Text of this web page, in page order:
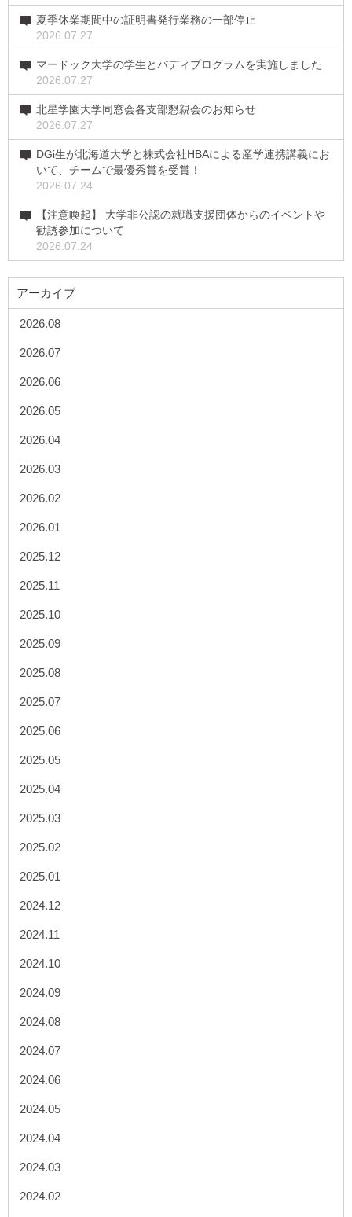
夏季休業期間中の証明書発行業務の一部停止
2026.07.27
マードック大学の学生とバディプログラムを実施しました
2026.07.27
北星学園大学同窓会各支部懇親会のお知らせ
2026.07.27
DGi生が北海道大学と株式会社HBAによる産学連携講義にお
いて、チームで最優秀賞を受賞！
2026.07.24
【注意喚起】 大学非公認の就職支援団体からのイベントや
勧誘参加について
2026.07.24
アーカイブ
2026.08
2026.07
2026.06
2026.05
2026.04
2026.03
2026.02
2026.01
2025.12
2025.11
2025.10
2025.09
2025.08
2025.07
2025.06
2025.05
2025.04
2025.03
2025.02
2025.01
2024.12
2024.11
2024.10
2024.09
2024.08
2024.07
2024.06
2024.05
2024.04
2024.03
2024.02